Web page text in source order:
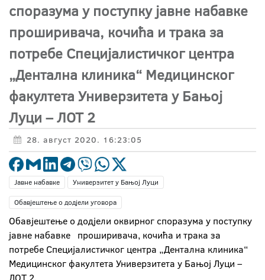
споразума у поступку јавне набавке
проширивача, кочића и трака за
потребе Специјалистичког центра
„Дентална клиника“ Медицинског
факултета Универзитета у Бањој
Луци – ЛОТ 2
28. август 2020. 16:23:05
Јавне набавке
Универзитет у Бањој Луци
Обавјештење о додјели уговора
Обавјештење о додјели оквирног споразума у поступку
јавне набавке проширивача, кочића и трака за
потребе Специјалистичког центра „Дентална клиника“
Медицинског факултета Универзитета у Бањој Луци –